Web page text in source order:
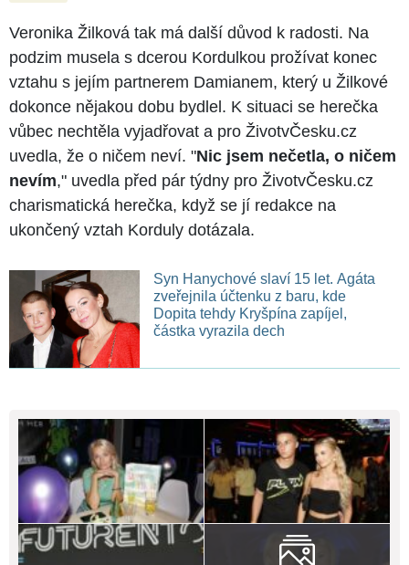
Veronika Žilková tak má další důvod k radosti. Na
podzim musela s dcerou Kordulkou prožívat konec
vztahu s jejím partnerem Damianem, který u Žilkové
dokonce nějakou dobu bydlel. K situaci se herečka
vůbec nechtěla vyjadřovat a pro ŽivotvČesku.cz
uvedla, že o ničem neví. "Nic jsem nečetla, o ničem
nevím," uvedla před pár týdny pro ŽivotvČesku.cz
charismatická herečka, když se jí redakce na
ukončený vztah Korduly dotázala.
Syn Hanychové slaví 15 let. Agáta
zveřejnila účtenku z baru, kde
Dopita tehdy Kryšpína zapíjel,
částka vyrazila dech